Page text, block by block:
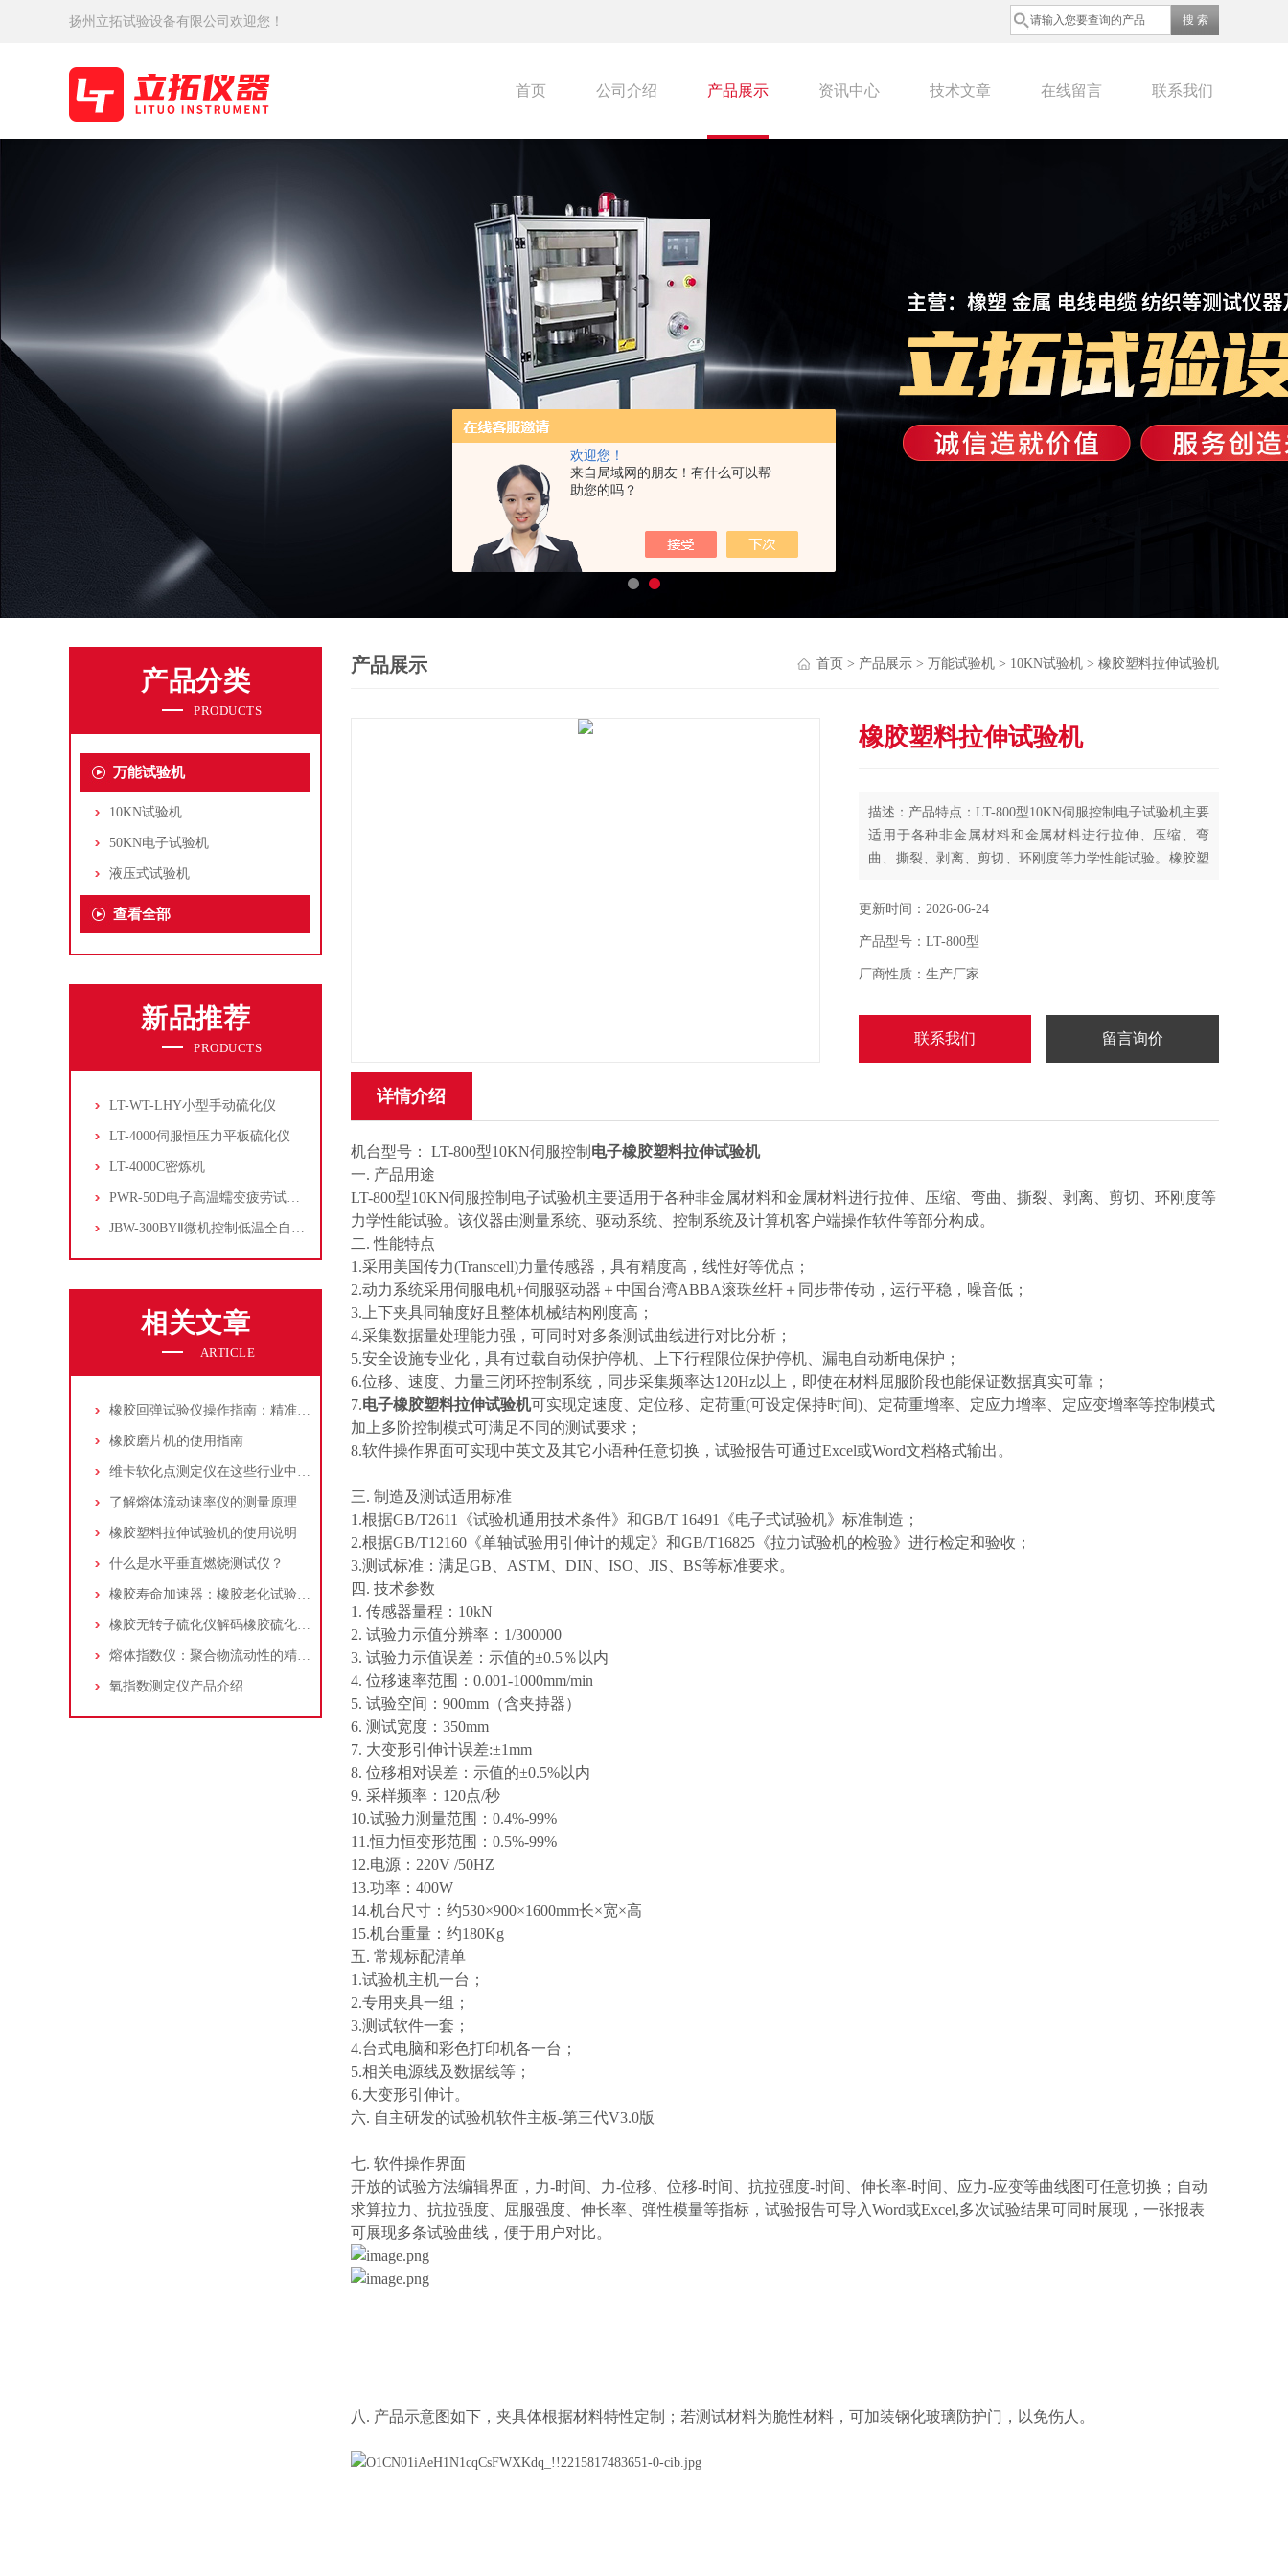
欢迎您！
来自局域网的朋友！有什么可以帮
助您的吗？
扬州立拓试验设备有限公司欢迎您！
首页 公司介绍 产品展示 资讯中心 技术文章 在线留言 联系我们
产品分类
PRODUCTS
万能试验机
10KN试验机
50KN电子试验机
液压式试验机
查看全部
新品推荐
PRODUCTS
LT-WT-LHY小型手动硫化仪
LT-4000伺服恒压力平板硫化仪
LT-4000C密炼机
PWR-50D电子高温蠕变疲劳试验机
JBW-300BYⅡ微机控制低温全自动冲击试验机
相关文章
ARTICLE
橡胶回弹试验仪操作指南：精准捕捉材料的“活力指数”
橡胶磨片机的使用指南
维卡软化点测定仪在这些行业中有着广泛应用
了解熔体流动速率仪的测量原理
橡胶塑料拉伸试验机的使用说明
什么是水平垂直燃烧测试仪？
橡胶寿命加速器：橡胶老化试验箱标准化操作全解析
橡胶无转子硫化仪解码橡胶硫化的“微观密码”
熔体指数仪：聚合物流动性的精准量测与工业应用
氧指数测定仪产品介绍
产品展示 首页 > 产品展示 > 万能试验机 > 10KN试验机 > 橡胶塑料拉伸试验机
橡胶塑料拉伸试验机
描述：产品特点：LT-800型10KN伺服控制电子试验机主要
适用于各种非金属材料和金属材料进行拉伸、压缩、弯
曲、撕裂、剥离、剪切、环刚度等力学性能试验。橡胶塑
客户端操作软件等部分构成。
更新时间：2026-06-24
产品型号：LT-800型
厂商性质：生产厂家
联系我们 留言询价
详情介绍
机台型号： LT-800型10KN伺服控制 电子橡胶塑料拉伸试验机
一. 产品用途
LT-800型10KN伺服控制电子试验机主要适用于各种非金属材料和金属材料进行拉伸、压缩、弯曲、撕裂、剥离、剪切、环刚度等
力学性能试验。该仪器由测量系统、驱动系统、控制系统及计算机客户端操作软件等部分构成。
二. 性能特点
1.采用美国传力(Transcell)力量传感器，具有精度高，线性好等优点；
2.动力系统采用伺服电机+伺服驱动器＋中国台湾ABBA滚珠丝杆＋同步带传动，运行平稳，噪音低；
3.上下夹具同轴度好且整体机械结构刚度高；
4.采集数据量处理能力强，可同时对多条测试曲线进行对比分析；
5.安全设施专业化，具有过载自动保护停机、上下行程限位保护停机、漏电自动断电保护；
6.位移、速度、力量三闭环控制系统，同步采集频率达120Hz以上，即使在材料屈服阶段也能保证数据真实可靠；
7.电子橡胶塑料拉伸试验机可实现定速度、定位移、定荷重(可设定保持时间)、定荷重增率、定应力增率、定应变增率等控制模式
加上多阶控制模式可满足不同的测试要求；
8.软件操作界面可实现中英文及其它小语种任意切换，试验报告可通过Excel或Word文档格式输出。
三. 制造及测试适用标准
1.根据GB/T2611《试验机通用技术条件》和GB/T 16491《电子式试验机》标准制造；
2.根据GB/T12160《单轴试验用引伸计的规定》和GB/T16825《拉力试验机的检验》进行检定和验收；
3.测试标准：满足GB、ASTM、DIN、ISO、JIS、BS等标准要求。
四. 技术参数
1. 传感器量程：10kN
2. 试验力示值分辨率：1/300000
3. 试验力示值误差：示值的±0.5％以内
4. 位移速率范围：0.001-1000mm/min
5. 试验空间：900mm（含夹持器）
6. 测试宽度：350mm
7. 大变形引伸计误差:±1mm
8. 位移相对误差：示值的±0.5%以内
9. 采样频率：120点/秒
10.试验力测量范围：0.4%-99%
11.恒力恒变形范围：0.5%-99%
12.电源：220V /50HZ
13.功率：400W
14.机台尺寸：约530×900×1600mm长×宽×高
15.机台重量：约180Kg
五. 常规标配清单
1.试验机主机一台；
2.专用夹具一组；
3.测试软件一套；
4.台式电脑和彩色打印机各一台；
5.相关电源线及数据线等；
6.大变形引伸计。
六. 自主研发的试验机软件主板-第三代V3.0版
七. 软件操作界面
开放的试验方法编辑界面，力-时间、力-位移、位移-时间、抗拉强度-时间、伸长率-时间、应力-应变等曲线图可任意切换；自动
求算拉力、抗拉强度、屈服强度、伸长率、弹性模量等指标，试验报告可导入Word或Excel,多次试验结果可同时展现，一张报表
可展现多条试验曲线，便于用户对比。
八. 产品示意图如下，夹具体根据材料特性定制；若测试材料为脆性材料，可加装钢化玻璃防护门，以免伤人。